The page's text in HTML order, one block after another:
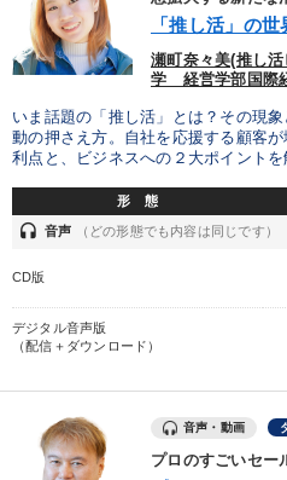
「推し活」の
瀬町奈々美(推し
学 経営学部国際
いま話題の「推し活」とは？その現
動の押さえ方。自社を応援する顧客
利点と、ビジネスへの２大ポイント
形 態
headset 音声 （どの形態でも内容は同じです）
CD版
デジタル音声版
（配信＋ダウンロード）
音声・動画
プロのすごいセー